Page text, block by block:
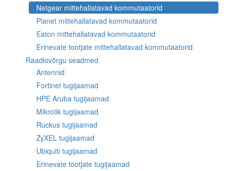
Netgear mittehallatavad kommutaatorid
Planet mittehallatavad kommutaatorid
Eaton mittehallatavad kommutaatorid
Erinevate tootjate mittehallatavad kommutaatorid
Raadiovõrgu seadmed
Antennid
Fortinet tugijaamad
HPE Aruba tugijaamad
Mikrotik tugijaamad
Ruckus tugijaamad
ZyXEL tugijaamad
Ubiquiti tugijaamad
Erinevate tootjate tugijaamad